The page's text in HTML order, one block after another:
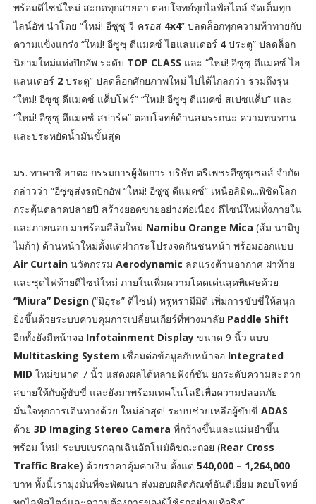
พร้อมดีไซน์ใหม่ สะกดทุกสายตา ตอบโจทย์ทุกไลฟ์สไตล์ จัดเต็มทุก
ไลน์อัพ นำโดย “ใหม่! อีซูซุ วี-ครอส 4x4” ปลดล็อกทุกความท้าทายกับ
ความแข็งแกร่ง “ใหม่! อีซูซุ ดีแมคซ์ ไฮแลนเดอร์ 4ประตู” ปลดล็อก
นิยามใหม่แห่งปิกอัพ ระดับ TOP CLASS และ “ใหม่! อีซูซุ ดีแมคซ์ ไฮ
แลนเดอร์ 2 ประตู” ปลดล็อกศักยภาพใหม่ ไปได้ไกลกว่า รวมถึงรุ่น
“ใหม่! อีซูซุ ดีแมคซ์ แค็บโฟร์” “ใหม่! อีซูซุ ดีแมคซ์ สเปซแค็บ” และ
“ใหม่! อีซูซุ ดีแมคซ์ สปาร์ค” ตอบโจทย์ด้านสมรรถนะ ความทนทาน
และประหยัดน้ำมันขั้นสุด
มร. ทาคาชิ ฮาตะ กรรมการผู้จัดการ บริษัท ตรีเพชรอีซูซุเซลส์ จำกัด
กล่าวว่า “อีซูซุส่งรถปิกอัพ “ใหม่! อีซูซุ ดีแมคซ์” เหนือลิมิต...พิชิตโลก
กระตุ้นตลาดปลายปี สร้างยอดขายอย่างต่อเนื่อง ดีไซน์ใหม่ทั้งภายใน
และภายนอก มาพร้อมสีส้มใหม่ Namibu Orange Mica (ส้ม นามิบู
ไมก้า) ด้านหน้าใหม่ตั้งแต่ฝากระโปรงจดกันชนหน้า พร้อมออกแบบ
Air Curtain นวัตกรรม Aerodynamic ลดแรงต้านอากาศ ฝาท้าย
และชุดไฟท้ายดีไซน์ใหม่ ภายในเพิ่มความโดดเด่นสุดพิเศษด้วย
“Miura” Design(“มิอุระ” ดีไซน์) หรูหรามีมิติ เพิ่มการขับขี่ให้สนุก
ยิ่งขึ้นด้วยระบบควบคุมการเปลี่ยนเกียร์ที่พวงมาลัย Paddle Shift
อีกทั้งยังมีหน้าจอ Infotainment Displayขนาด 9 นิ้ว แบบ
Multitasking System เชื่อมต่อข้อมูลกับหน้าจอ Integrated
MID ใหม่ขนาด 7 นิ้ว แสดงผลได้หลายฟังก์ชัน ยกระดับความสะดวก
สบายให้กับผู้ขับขี่ และยังมาพร้อมเทคโนโลยีเพื่อความปลอดภัย
มั่นใจทุกการเดินทางด้วย ใหม่ล่าสุด! ระบบช่วยเหลือผู้ขับขี่ ADAS
ด้วย 3D Imaging Stereo Camera ที่กว้างขึ้นและแม่นยำขึ้น
พร้อม ใหม่! ระบบเบรกฉุกเฉินอัตโนมัติขณะถอย (Rear Cross
Traffic Brake) ด้วยราคาคุ้มค่าเงิน ตั้งแต่ 540,000 – 1,264,000
บาท ทั้งนี้เรามุ่งมั่นที่จะพัฒนา ส่งมอบผลิตภัณฑ์อันดีเยี่ยม ตอบโจทย์